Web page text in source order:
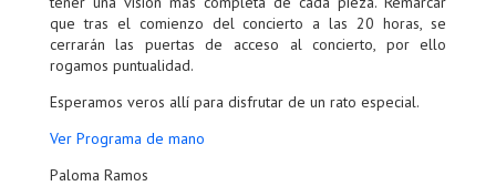
que tras el comienzo del concierto a las 20 horas, se
cerrarán las puertas de acceso al concierto, por ello
rogamos puntualidad.
Esperamos veros allí para disfrutar de un rato especial.
Ver Programa de mano
Paloma Ramos